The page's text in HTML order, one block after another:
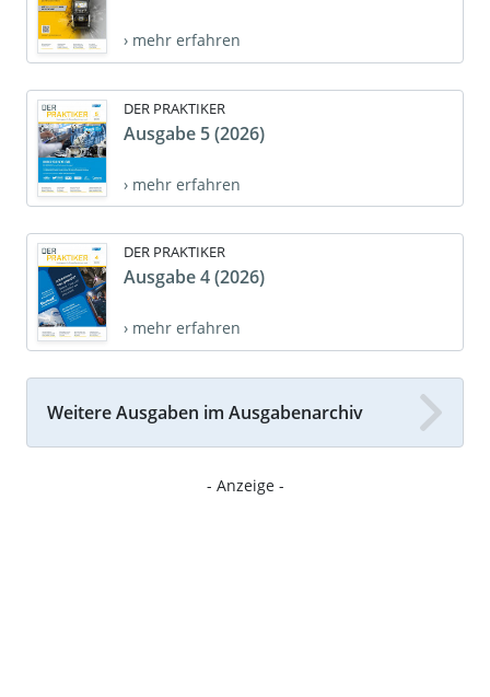
› mehr erfahren
DER PRAKTIKER
Ausgabe 5 (2026)
› mehr erfahren
DER PRAKTIKER
Ausgabe 4 (2026)
› mehr erfahren
Weitere Ausgaben im Ausgabenarchiv
- Anzeige -